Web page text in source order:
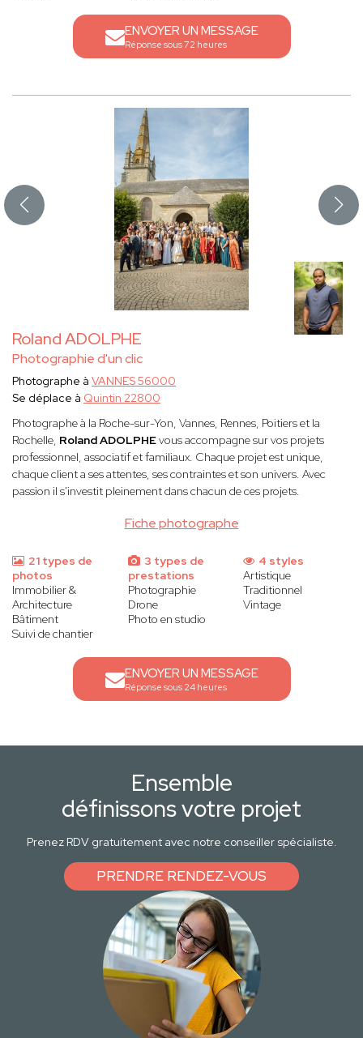
ENVOYER UN MESSAGE
Réponse sous 72 heures
Roland ADOLPHE
Photographie d'un clic
Fiche photographe
Photographe à VANNES 56000
Se déplace à Quintin 22800
Photographe à la Roche-sur-Yon, Vannes, Rennes, Poitiers et la
Rochelle, Roland ADOLPHEvous accompagne sur vos projets
professionnel, associatif et familiaux. Chaque projet est unique,
chaque client a ses attentes, ses contraintes et son univers. Avec
passion il s'investit pleinement dans chacun de ces projets.
21 types de
photos
Immobilier &
Architecture
Bâtiment
Suivi de chantier
3 types de
prestations
Photographie
Drone
Photo en studio
4 styles
Artistique
Traditionnel
Vintage
ENVOYER UN MESSAGE
Réponse sous 24 heures
Ensemble
définissons votre projet
Prenez RDV gratuitement avec notre conseiller spécialiste.
PRENDRE RENDEZ-VOUS